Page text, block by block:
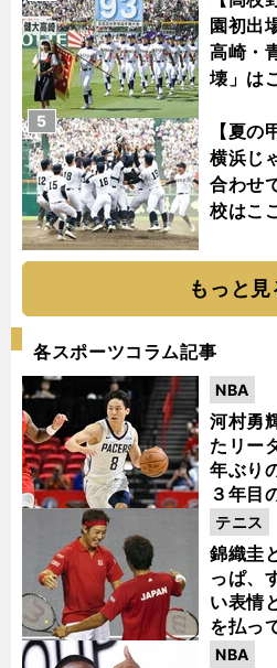
園初出
高崎・
壊」は
【夏
横浜じ
合わせ
校はこ
5
もっと見
各スポーツコラム記事
河村勇
たリー
年ぶり
３年目
NBA
錦織圭
っぱ、
い表情
を払っ
テニス
NBA